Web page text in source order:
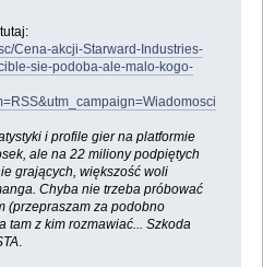
Cena-akcji-Starward-Industries-
sie-podoba-ale-malo-kogo-
i profile gier na platformie
ale na 22 miliony podpiętych
grających, większość woli
Chyba nie trzeba próbować
(przepraszam za podobno
tam z kim rozmawiać... Szkoda